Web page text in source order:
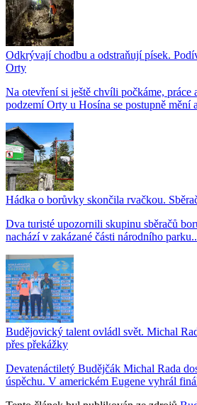
Odkrývají chodbu a odstraňují písek.
Orty
Na otevření si ještě chvíli počkáme,
podzemí Orty u Hosína se postupně mění
Hádka o borůvky skončila rvačkou.
Dva turisté upozornili skupinu sběračů
nachází v zakázané části národního
Budějovický talent ovládl svět. Michal
přes překážky
Devatenáctiletý Budějčák Michal Rada
úspěchu. V americkém Eugene vyhrál